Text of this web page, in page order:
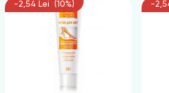
-2,54 Lei (10%) -